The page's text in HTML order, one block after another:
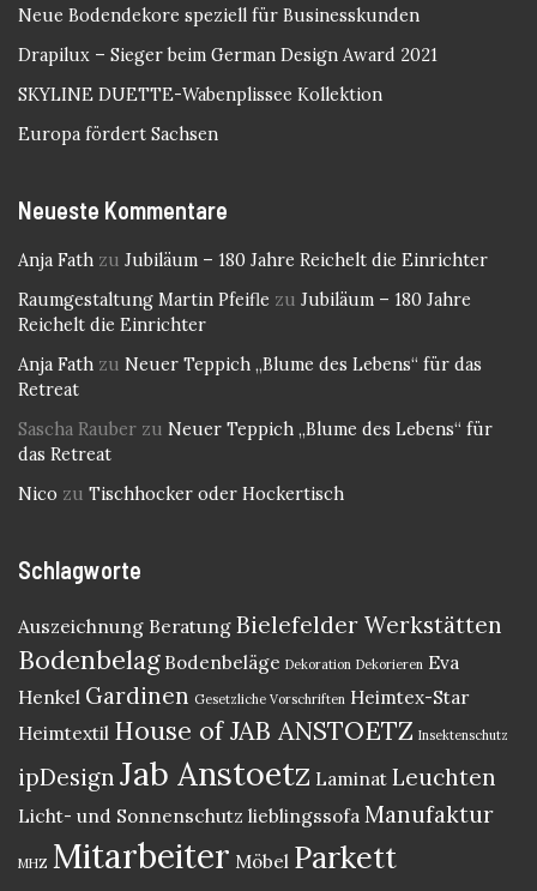
Neue Bodendekore speziell für Businesskunden
Drapilux – Sieger beim German Design Award 2021
SKYLINE DUETTE-Wabenplissee Kollektion
Europa fördert Sachsen
Neueste Kommentare
Anja Fath zu Jubiläum – 180 Jahre Reichelt die Einrichter
Raumgestaltung Martin Pfeifle zu Jubiläum – 180 Jahre
Reichelt die Einrichter
Anja Fath zu Neuer Teppich „Blume des Lebens“ für das
Retreat
Sascha Rauber zu Neuer Teppich „Blume des Lebens“ für
das Retreat
Nico zu Tischhocker oder Hockertisch
Schlagworte
Auszeichnung Beratung Bielefelder Werkstätten
Bodenbelag Bodenbeläge Dekoration Dekorieren Eva
Henkel Gardinen Gesetzliche Vorschriften Heimtex-Star
Heimtextil House of JAB ANSTOETZ Insektenschutz
ipDesign Jab Anstoetz Laminat Leuchten
Licht- und Sonnenschutz lieblingssofa Manufaktur
MHZ Mitarbeiter Möbel Parkett